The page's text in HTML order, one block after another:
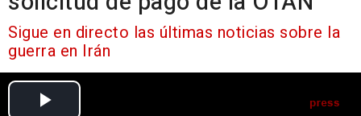
Sigue en directo las últimas noticias sobre la
guerra en Irán